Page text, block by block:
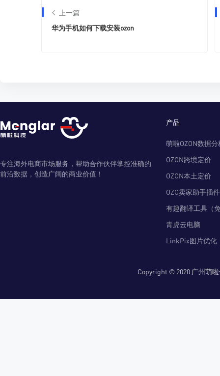
上一篇
华为手机如何下载安装ozon
专注海外电商市场服务，帮助合作伙伴掌控准确的
前沿数据，创造广阔的商业价值！
产品
萌啦OZON数据分
OZON跨境定价
OZON本土定价
OZO卖家助手插件
有趣翻译工具（
青虎云电脑
LinkPix图片优化
Copyright © 2020 广州萌